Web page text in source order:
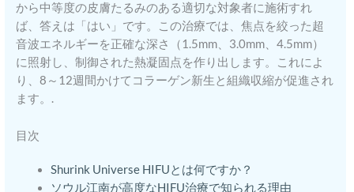
から中等度の皮膚たるみのある適切な対象者に施術すれ
ば、答えは「はい」です。この治療では、焦点を絞った超
音波エネルギーを正確な深さ（1.5mm、3.0mm、4.5mm）
に照射し、制御された熱凝固点を作り出します。これによ
り、8～12週間かけてコラーゲン新生と組織収縮が促進され
ます。.
目次
Shurink Universe HIFUとは何ですか？
ソウル江南が高度なHIFU治療で知られる理由